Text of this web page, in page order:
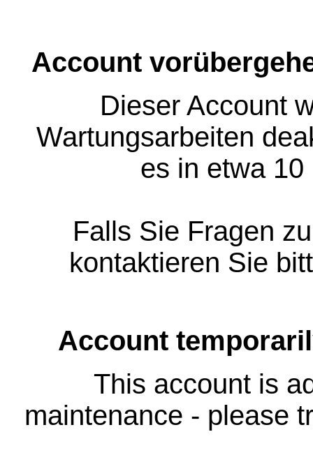
Account
Dieser Account
Wartungsarbeiten
es in etwa
Falls Sie Fragen
kontaktieren Sie
Account
This account is
maintenance - please